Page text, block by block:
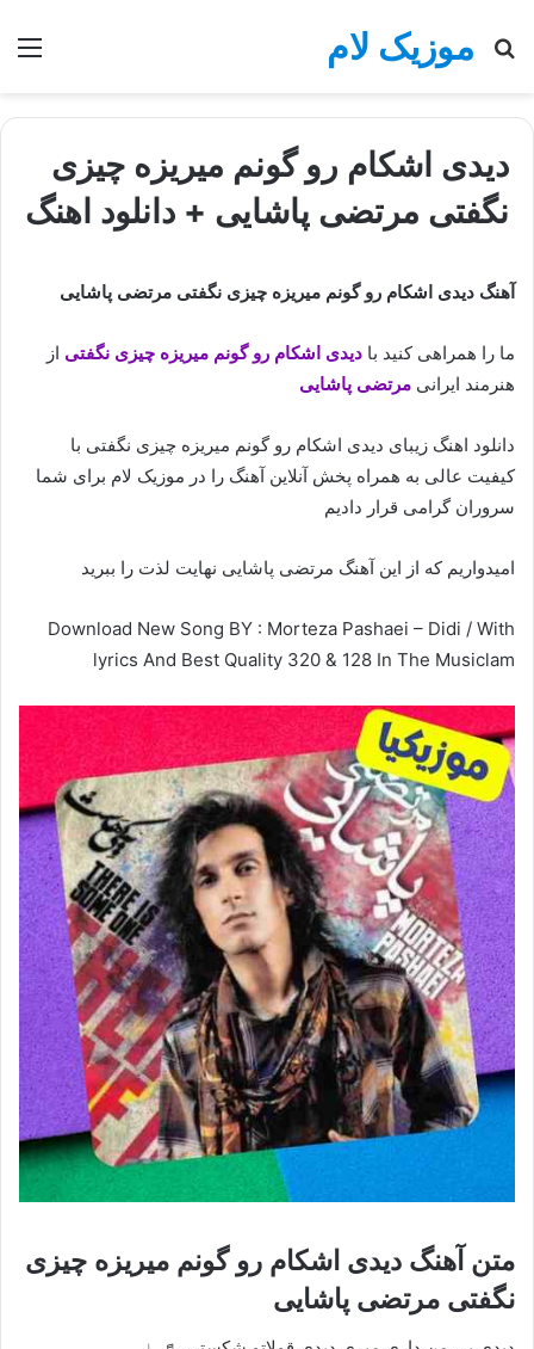
موزیک لام
جستجو
دیدی اشکام رو گونم میریزه چیزی
نگفتی مرتضی پاشایی + دانلود اهنگ
آهنگ دیدی اشکام رو گونم میریزه چیزی نگفتی مرتضی پاشایی
ما را همراهی کنید با دیدی اشکام رو گونم میریزه چیزی نگفتی از
هنرمند ایرانی مرتضی پاشایی
دانلود اهنگ زیبای دیدی اشکام رو گونم میریزه چیزی نگفتی با
کیفیت عالی به همراه پخش آنلاین آهنگ را در موزیک لام برای شما
سروران گرامی قرار دادیم
امیدواریم که از این آهنگ مرتضی پاشایی نهایت لذت را ببرید
Download New Song BY : Morteza Pashaei – Didi / With
lyrics And Best Quality 320 & 128 In The Musiclam
متن آهنگ دیدی اشکام رو گونم میریزه چیزی
نگفتی مرتضی پاشایی